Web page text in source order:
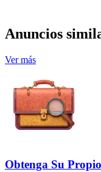
Anuncios
Ver más
Obtenga Su